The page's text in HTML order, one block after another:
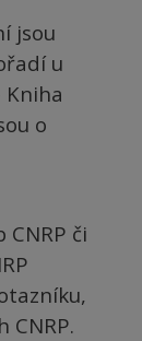
jsou
u
o
či
CNRP.